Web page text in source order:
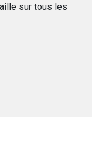
sur tous les